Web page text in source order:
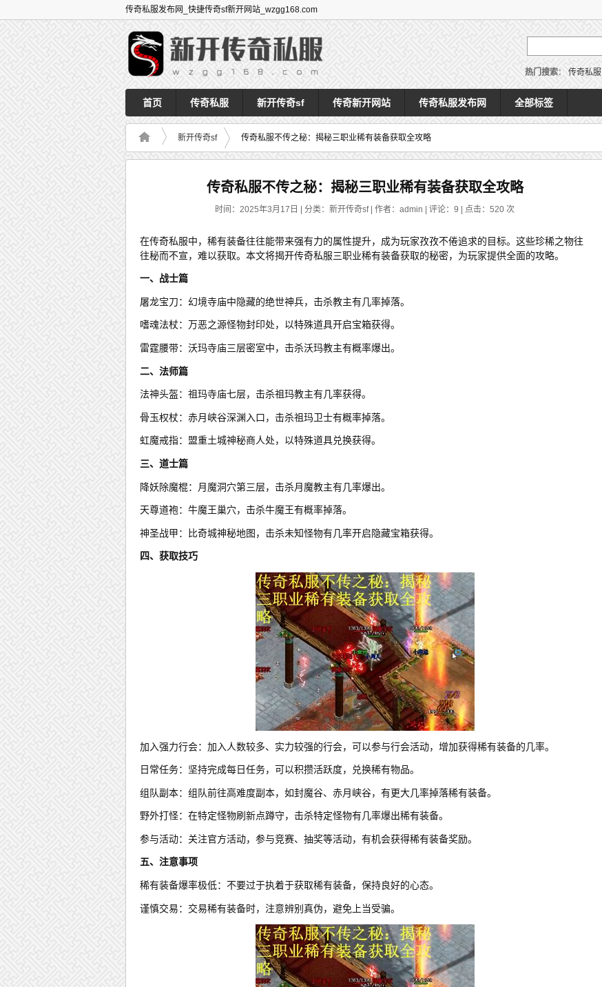
传奇私服发布网_快捷传奇sf新开网站_wzgg168.com
热门搜索： 传奇私服
首页 传奇私服 新开传奇sf 传奇新开网站 传奇私服发布网 全部标签
新开传奇sf 传奇私服不传之秘：揭秘三职业稀有装备获取全攻略
传奇私服不传之秘：揭秘三职业稀有装备获取全攻略
时间：2025年3月17日 | 分类：新开传奇sf | 作者：admin | 评论：9 | 点击： 520 次
在传奇私服中，稀有装备往往能带来强有力的属性提升，成为玩家孜孜不倦追求的目标。这些珍稀之物往
往秘而不宣，难以获取。本文将揭开传奇私服三职业稀有装备获取的秘密，为玩家提供全面的攻略。
一、战士篇
屠龙宝刀：幻境寺庙中隐藏的绝世神兵，击杀教主有几率掉落。
嗜魂法杖：万恶之源怪物封印处，以特殊道具开启宝箱获得。
雷霆腰带：沃玛寺庙三层密室中，击杀沃玛教主有概率爆出。
二、法师篇
法神头盔：祖玛寺庙七层，击杀祖玛教主有几率获得。
骨玉权杖：赤月峡谷深渊入口，击杀祖玛卫士有概率掉落。
虹魔戒指：盟重土城神秘商人处，以特殊道具兑换获得。
三、道士篇
降妖除魔棍：月魔洞穴第三层，击杀月魔教主有几率爆出。
天尊道袍：牛魔王巢穴，击杀牛魔王有概率掉落。
神圣战甲：比奇城神秘地图，击杀未知怪物有几率开启隐藏宝箱获得。
四、获取技巧
加入强力行会：加入人数较多、实力较强的行会，可以参与行会活动，增加获得稀有装备的几率。
日常任务：坚持完成每日任务，可以积攒活跃度，兑换稀有物品。
组队副本：组队前往高难度副本，如封魔谷、赤月峡谷，有更大几率掉落稀有装备。
野外打怪：在特定怪物刷新点蹲守，击杀特定怪物有几率爆出稀有装备。
参与活动：关注官方活动，参与竞赛、抽奖等活动，有机会获得稀有装备奖励。
五、注意事项
稀有装备爆率极低：不要过于执着于获取稀有装备，保持良好的心态。
谨慎交易：交易稀有装备时，注意辨别真伪，避免上当受骗。